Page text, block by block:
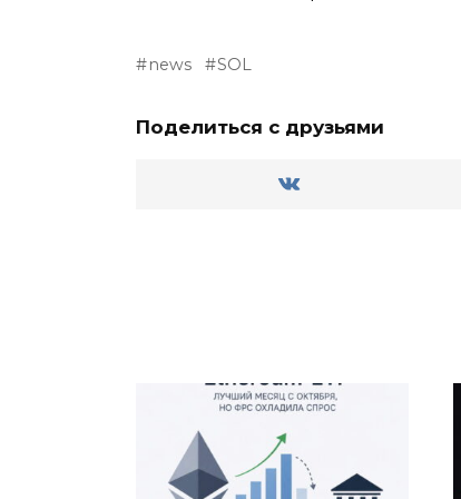
news SOL
Поделиться с друзьями